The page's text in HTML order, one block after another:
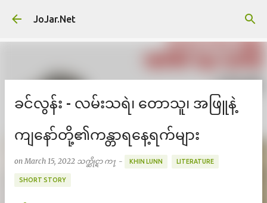
JoJar.Net
ခင်လွန်း - လမ်းသရဲ၊ တောသူ၊ အဖြူနဲ့
ကျနော်တို့၏ကန္တာရနေ့ရက်များ
on March 15, 2022 သက္ဆိုင္ရာ က႑ - KHIN LUNN LITERATURE
SHORT STORY